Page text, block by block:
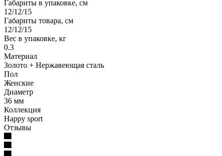
Габариты в упаковке, см
12/12/15
Габариты товара, см
12/12/15
Вес в упаковке, кг
0.3
Материал
Золото + Нержавеющая сталь
Пол
Женские
Диаметр
36 мм
Коллекция
Happy sport
Отзывы